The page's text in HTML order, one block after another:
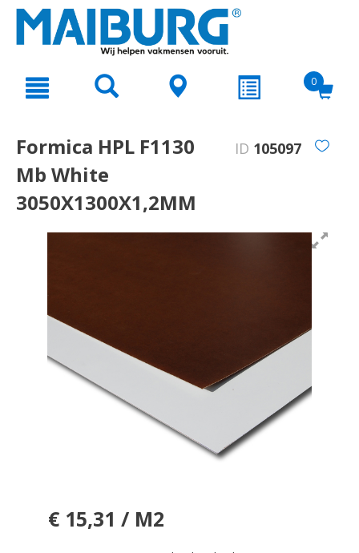
text.skipToNavigation
0
Formica HPL F1130
Mb White
3050X1300X1,2MM
ID 105097
€ 15,31 / M2